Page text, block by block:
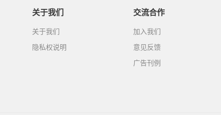
关于我们
关于我们
隐私权说明
交流合作
加入我们
意见反馈
广告刊例